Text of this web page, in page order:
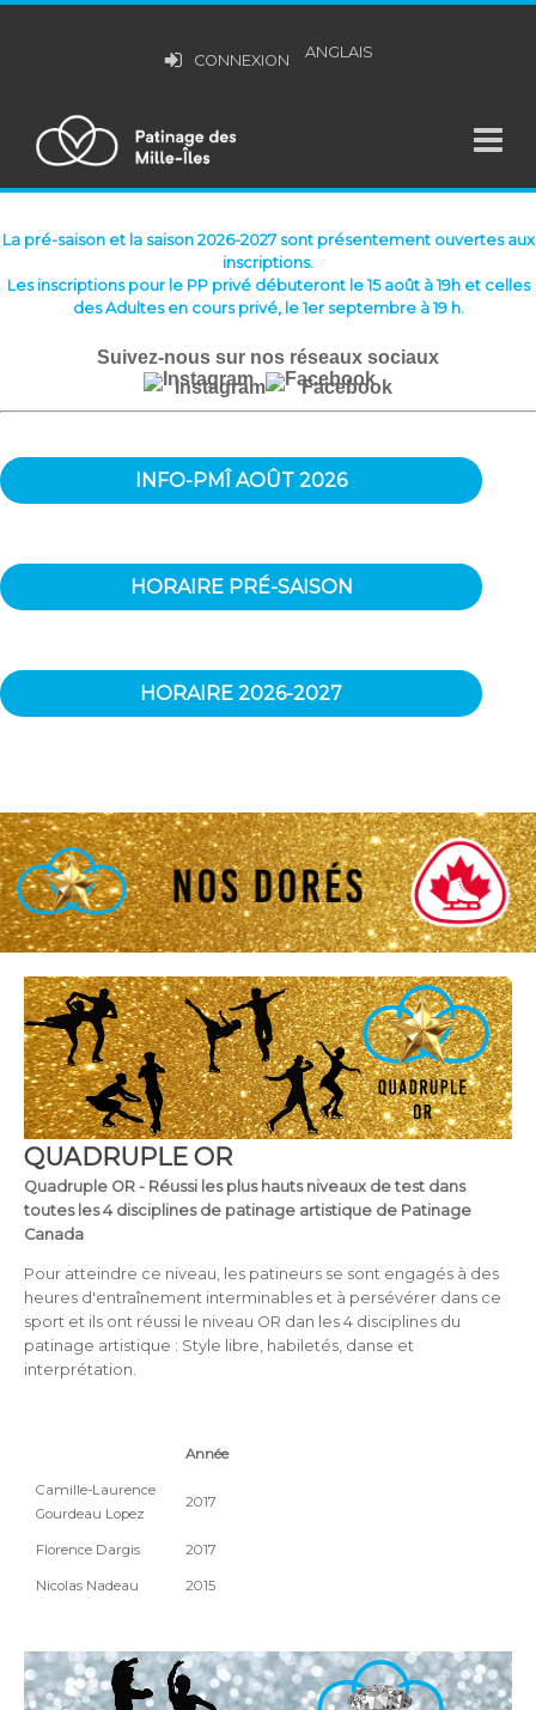
CONNEXION ANGLAIS
La pré-saison et la saison 2026-2027 sont présentement ouvertes aux
inscriptions.
Les inscriptions pour le PP privé débuteront le 15 août à 19h et celles
des Adultes en cours privé, le 1er septembre à 19 h.
Suivez-nous sur nos réseaux sociaux
Instagram
Facebook
INFO-PMÎ AOÛT 2026
HORAIRE PRÉ-SAISON
HORAIRE 2026-2027
QUADRUPLE OR
Quadruple OR - Réussi les plus hauts niveaux de test dans
toutes les 4 disciplines de patinage artistique de Patinage
Canada
Pour atteindre ce niveau, les patineurs se sont engagés à des
heures d'entraînement interminables et à persévérer dans ce
sport et ils ont réussi le niveau OR dan les 4 disciplines du
patinage artistique : Style libre, habiletés, danse et
interprétation.
Année
Camille-Laurence
Gourdeau Lopez
2017
Florence Dargis 2017
Nicolas Nadeau 2015